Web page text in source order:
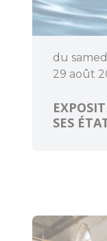
du
29 août
SES